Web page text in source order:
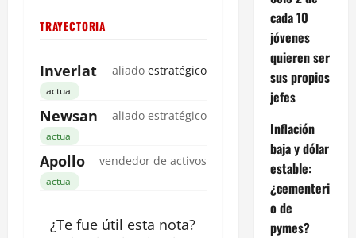
TRAYECTORIA
Inverlat aliado estratégico
actual
Newsan aliado estratégico
actual
Apollo vendedor de activos
actual
¿Te fue útil esta nota?
cada 10
jóvenes
quieren ser
sus propios
jefes
Inflación
baja y dólar
estable:
¿cementeri
o de
pymes?